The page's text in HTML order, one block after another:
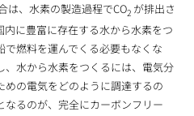
は、水素の製造過程でCO2 が排出さ
に豊富に存在する水から水素をつ
燃料を運んでくる必要もなくな
水から水素をつくるには、電気分
の電気をどのように調達するの
るのが、完全にカーボンフリー